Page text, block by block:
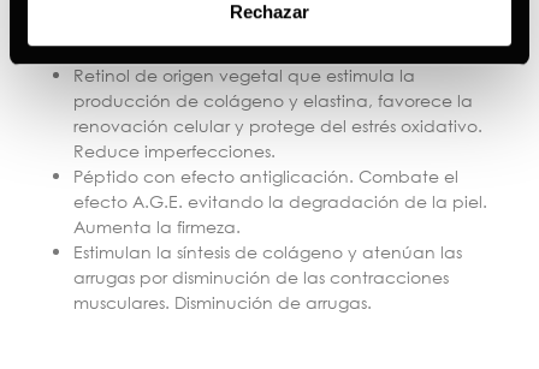
Rechazar
en la piel durante el día. Repara, protege y unifica
el tono.
Retinol de origen vegetal que estimula la
producción de colágeno y elastina, favorece la
renovación celular y protege del estrés oxidativo.
Reduce imperfecciones.
Péptido con efecto antiglicación. Combate el
efecto A.G.E. evitando la degradación de la piel.
Aumenta la firmeza.
Estimulan la síntesis de colágeno y atenúan las
arrugas por disminución de las contracciones
musculares. Disminución de arrugas.